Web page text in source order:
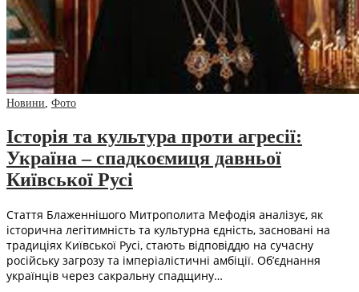
Новини Фото
Історія та культура проти агресії:
Україна – спадкоємиця давньої
Київської Русі
Стаття Блаженнішого Митрополита Мефодія аналізує, як
історична легітимність та культурна єдність, засновані на
традиціях Київської Русі, стають відповіддю на сучасну
російську загрозу та імперіалістичні амбіції. Об’єднання
українців через сакральну спадщину…